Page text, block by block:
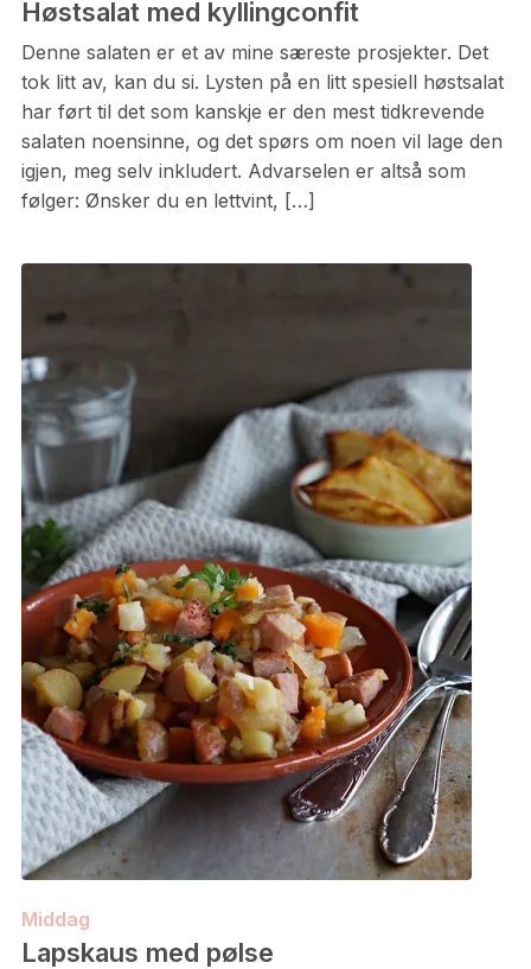
Høstsalat med kyllingconfit
Denne salaten er et av mine særeste prosjekter. Det
tok litt av, kan du si. Lysten på en litt spesiell høstsalat
har ført til det som kanskje er den mest tidkrevende
salaten noensinne, og det spørs om noen vil lage den
igjen, meg selv inkludert. Advarselen er altså som
følger: Ønsker du en lettvint, […]
Middag
Lapskaus med pølse